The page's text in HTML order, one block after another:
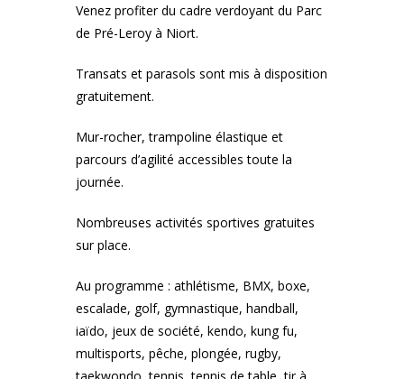
Venez profiter du cadre verdoyant du Parc
de Pré-Leroy à Niort.
Transats et parasols sont mis à disposition
gratuitement.
Mur-rocher, trampoline élastique et
parcours d’agilité accessibles toute la
journée.
Nombreuses activités sportives gratuites
sur place.
Au programme : athlétisme, BMX, boxe,
escalade, golf, gymnastique, handball,
iaïdo, jeux de société, kendo, kung fu,
multisports, pêche, plongée, rugby,
taekwondo, tennis, tennis de table, tir à